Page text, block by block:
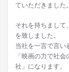
ていただきました。
それを持ちまして
を致しました。
当社を一言で言い
「映画の力で社
社」になります。